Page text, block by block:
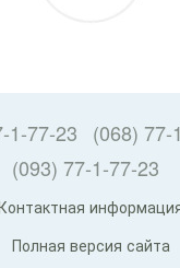
1-77-23
(068) 77-
(093) 77-1-77-23
Полная версия сайта